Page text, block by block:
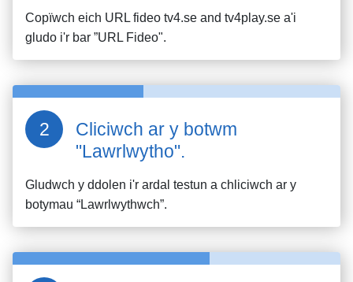
Copïwch eich URL fideo tv4.se and tv4play.se a'i
gludo i'r bar ”URL Fideo".
Cliciwch ar y botwm
"Lawrlwytho".
Gludwch y ddolen i'r ardal testun a chliciwch ar y
botymau “Lawrlwythwch”.